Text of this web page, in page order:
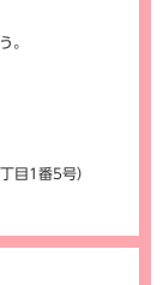
。
目1番5号）